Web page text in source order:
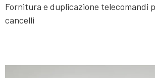
Fornitura e duplicazione telecomandi
cancelli